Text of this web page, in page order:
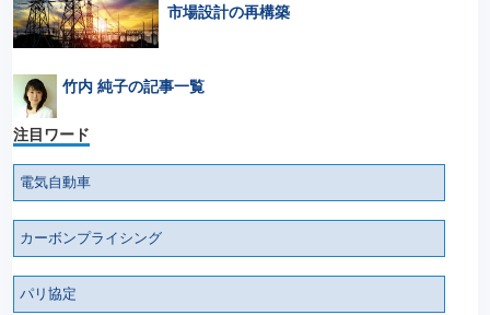
市場設計の再構築
竹内 純子の記事一覧
注目ワード
電気自動車
カーボンプライシング
パリ協定